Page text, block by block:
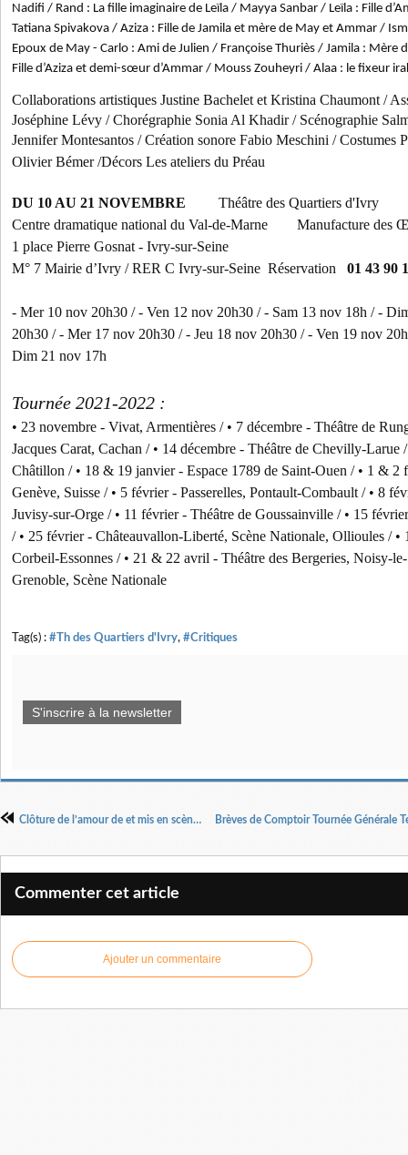
Nadifi / Rand : La fille imaginaire de Leïla / Mayya Sanbar / Leïla : Fille
Tatiana Spivakova / Aziza : Fille de Jamila et mère de May et Ammar /
Epoux de May - Carlo : Ami de Julien / Françoise Thuriès / Jamila : Mère
Fille d’Aziza et demi-sœur d’Ammar / Mouss Zouheyri / Alaa : le fixeur
Collaborations artistiques Justine Bachelet et Kristina Chaumont /
Joséphine Lévy / Chorégraphie Sonia Al Khadir / Scénographie
Jennifer Montesantos / Création sonore Fabio Meschini / Costumes
Olivier Bémer /Décors Les ateliers du Préau
DU 10 AU 21 NOVEMBRE Théâtre des Quartiers d'Ivry
Centre dramatique national du Val-de-Marne Manufacture des
1 place Pierre Gosnat - Ivry-sur-Seine
M° 7 Mairie d’Ivry / RER C Ivry-sur-Seine Réservation 01 43 90
- Mer 10 nov 20h30 / - Ven 12 nov 20h30 / - Sam 13 nov 18h / -
20h30 / - Mer 17 nov 20h30 / - Jeu 18 nov 20h30 / - Ven 19 nov
Dim 21 nov 17h
Tournée 2021-2022 :
• 23 novembre - Vivat, Armentières / • 7 décembre - Théâtre de
Jacques Carat, Cachan / • 14 décembre - Théâtre de Chevilly-Larue
Châtillon / • 18 & 19 janvier - Espace 1789 de Saint-Ouen / • 1 &
Genève, Suisse / • 5 février - Passerelles, Pontault-Combault / • 8
Juvisy-sur-Orge / • 11 février - Théâtre de Goussainville / • 15
/ • 25 février - Châteauvallon-Liberté, Scène Nationale, Ollioules / •
Corbeil-Essonnes / • 21 & 22 avril - Théâtre des Bergeries, Noisy-
Grenoble, Scène Nationale
Tag(s) : #Th des Quartiers d'Ivry, #Critiques
S'inscrire à la newsletter
Clôture de l’amour de et mis en scène Pascal Rambert
Commenter cet article
Ajouter un commentaire